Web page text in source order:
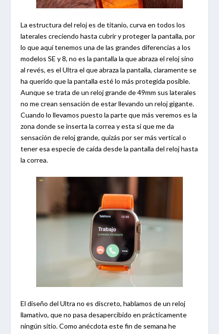
La estructura del reloj es de titanio, curva en todos los
laterales creciendo hasta cubrir y proteger la pantalla, por
lo que aquí tenemos una de las grandes diferencias a los
modelos SE y 8, no es la pantalla la que abraza el reloj sino
al revés, es el Ultra el que abraza la pantalla, claramente se
ha querido que la pantalla esté lo más protegida posible.
Aunque se trata de un reloj grande de 49mm sus laterales
no me crean sensación de estar llevando un reloj gigante.
Cuando lo llevamos puesto la parte que más veremos es la
zona donde se inserta la correa y esta si que me da
sensación de reloj grande, quizás por ser más vertical o
tener esa especie de caída desde la pantalla del reloj hasta
la correa.
El diseño del Ultra no es discreto, hablamos de un reloj
llamativo, que no pasa desapercibido en prácticamente
ningún sitio. Como anécdota este fin de semana he